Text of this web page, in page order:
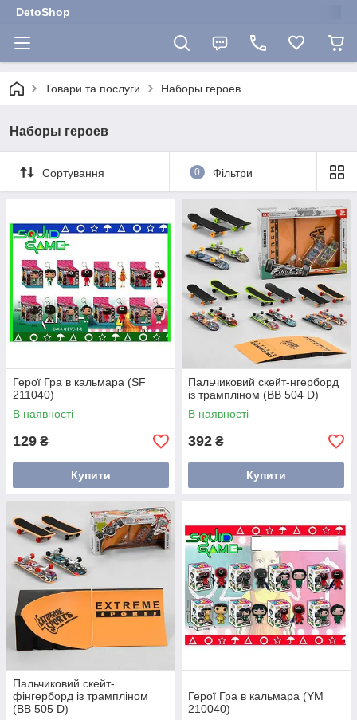
DetoShop
Товари та послуги Наборы героев
Наборы героев
Сортування 0 Фільтри
Герої Гра в кальмара (SF
211040)
В наявності
129 ₴
Купити
Пальчиковий скейт-нгерборд
із трампліном (ВВ 504 D)
В наявності
392 ₴
Купити
Пальчиковий скейт-
фінгерборд із трампліном
(ВВ 505 D)
Герої Гра в кальмара (YM
210040)